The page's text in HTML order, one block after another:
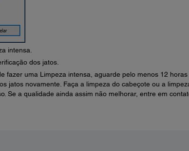
intensa.
dos jatos.
fazer uma Limpeza intensa, aguarde pelo menos 12 horas
jatos novamente. Faça a limpeza do cabeçote ou a
Se a qualidade ainda assim não melhorar, entre em